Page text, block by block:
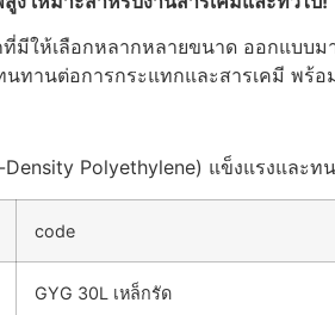
ที่มีให้เลือกหลากหลายขนาด ออกแบบ
นทานต่อการกระแทกและสารเคมี พร้
Density Polyethylene) แข็งแรงและท
code
GYG 30L เหล็กรัด